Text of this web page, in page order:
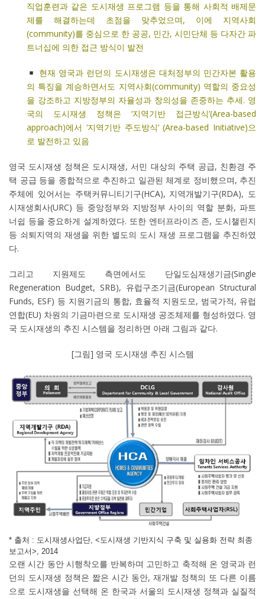
직업훈련과 같은 도시재생 프로그램 등을 통해 사회적 배제문
제를 해결하는데 초점을 맞추었으며, 이에 지역사회
(community)를 중심으로 한 공공, 민간, 시민단체 등 다자간 파
트너십에 의한 접근 방식이 발전
현재 영국과 런던의 도시재생은 대처정부의 민간자본 활용
의 특징을 계승하면서도 지역사회(community) 역할의 중요성
을 강조하고 지방정부의 자율성과 창의성을 존중하는 추세. 영
국의 도시재생 정책은 ‘지역기반 접근방식’(Area-based
approach)에서 ‘지역기반 주도방식’ (Area-based Initiative)으
로 발전하고 있음
영국 도시재생 정책은 도시재생, 서민 대상의 주택 공급, 친환경 주
택 공급 등을 종합적으로 추진하고 일관된 체계로 정비했으며, 추진
주체에 있어서는 주택커뮤니티기구(HCA), 지역개발기구(RDA), 도
시재생회사(URC) 등 중앙정부와 지방정부 사이의 역할 분화, 파트
너쉽 등을 중요하게 설계하였다. 또한 엔터프라이즈 존, 도시챌린지
등 쇠퇴지역의 재생을 위한 별도의 도시 재생 프로그램을 추진하였
다.
그리고 지원제도 측면에서도 단일도심재생기금(Single
Regeneration Budget, SRB), 유럽구조기금(European Structural
Funds, ESF) 등 지원기금의 통합, 효율적 지원도모, 범국가적, 유럽
연합(EU) 차원의 기금마련으로 도시재생 공조체제를 형성하였다. 영
국 도시재생의 추진 시스템을 정리하면 아래 그림과 같다.
[그림] 영국 도시재생 추진 시스템
* 출처 : 도시재생사업단, <도시재생 기반지식 구축 및 실용화 전략 최종
보고서>, 2014
오랜 시간 동안 시행착오를 반복하며 고민하고 축적해 온 영국과 런
던의 도시재생 정책은 짧은 시간 동안, 재개발 정책의 또 다른 이름
으로 도시재생을 선택해 온 한국과 서울의 도시재생 정책과 실질적